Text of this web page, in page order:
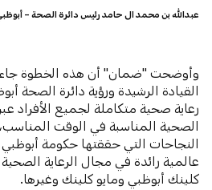
عبدالله بن محمد ال حامد رئيس دائرة الصحة – أبوظبي
وأوضحت "ضمان" أن هذه الخطوة
القيادة الرشيدة ورؤية دائرة الصحة
رعاية صحية متكاملة لجميع الأفراد
الصحية المناسبة في الوقت
النجاحات التي حققتها حكومة
عالمية رائدة في مجال الرعاية الصحية
كلينك أبوظبي ومايو كلينك وغيرها.